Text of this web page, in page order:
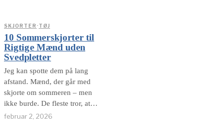
afslappede overshirts,
spraglede ferie-vibes og alt
derimellem. I denne artikel har
vi
SKJORTER ·TØJ
10 Sommerskjorter til
Rigtige Mænd uden
Svedpletter
Jeg kan spotte dem på lang
afstand. Mænd, der går med
skjorte om sommeren – men
ikke burde. De fleste tror, at
det handler om mønster. Eller
februar 2, 2026